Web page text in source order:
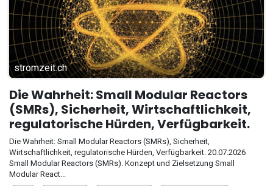
stromzeit.ch
Die Wahrheit: Small Modular Reactors
(SMRs), Sicherheit, Wirtschaftlichkeit,
regulatorische Hürden, Verfügbarkeit.
Die Wahrheit: Small Modular Reactors (SMRs), Sicherheit,
Wirtschaftlichkeit, regulatorische Hürden, Verfügbarkeit. 20.07.2026
Small Modular Reactors (SMRs). Konzept und Zielsetzung Small
Modular React...